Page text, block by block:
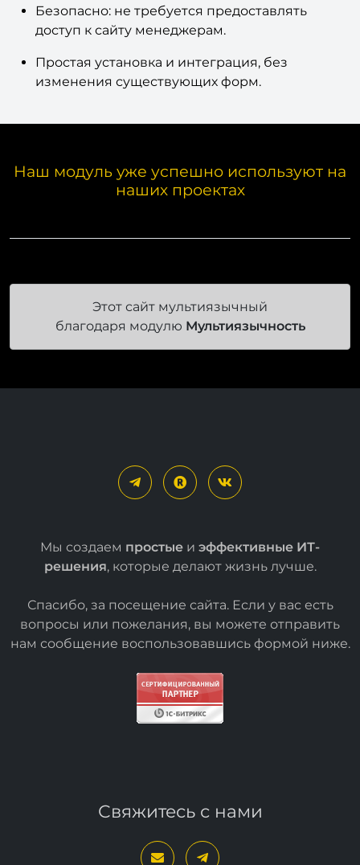
Безопасно: не требуется предоставлять
доступ к сайту менеджерам.
Простая установка и интеграция, без
изменения существующих форм.
Наш модуль уже успешно используют на
наших проектах
Этот сайт мультиязычный
благодаря модулю Мультиязычность
Мы создаем простые и эффективные ИТ-
решения, которые делают жизнь лучше.
Спасибо, за посещение сайта. Если у вас есть
вопросы или пожелания, вы можете отправить
нам сообщение воспользовавшись формой ниже.
Свяжитесь с нами